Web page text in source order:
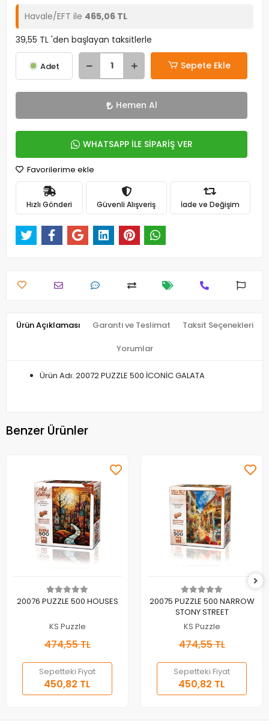
Havale/EFT ile 465,06 TL
39,55 TL 'den başlayan taksitlerle
Adet Sepete Ekle
Hemen Al
WHATSAPP İLE SİPARİŞ VER
Favorilerime ekle
Hızlı Gönderi Güvenli Alışveriş İade ve Değişim
Ürün Açıklaması Garanti ve Teslimat Taksit Seçenekleri
Yorumlar
Ürün Adı: 20072 PUZZLE 500 İCONİC GALATA
Benzer Ürünler
Sepete Ekle
20076 PUZZLE 500 HOUSES
KS Puzzle
474,55 TL
Sepetteki Fiyat
450,82 TL
Sepete Ekle
20075 PUZZLE 500 NARROW
STONY STREET
KS Puzzle
474,55 TL
Sepetteki Fiyat
450,82 TL